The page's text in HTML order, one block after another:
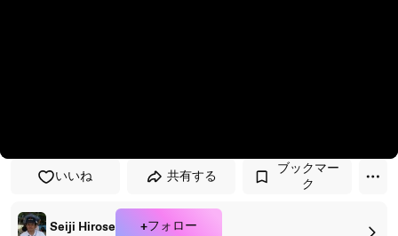
いいね 共有する
ブックマー
ク
Seiji Hirose +フォロー